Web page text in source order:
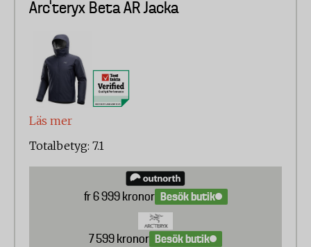
Användning: 20%
Tålighet (tyg och dragkedja): 20%
Vattentäthet: 20%
Andningsförmåga: 20%
Vindtäthet: 20%
Arc’teryx Beta AR Jacka
Läs mer
Totalbetyg: 7.1
fr 6 999 kronor Besök butik
7 599 kronor Besök butik